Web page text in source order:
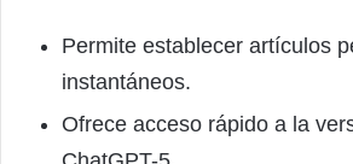
Permite establecer artículos
instantáneos.
Ofrece acceso rápido a la